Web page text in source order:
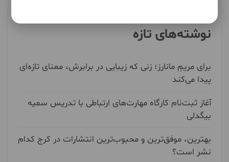
نوشته‌های تازه
برای مریمِ مانارز؛ زنی که زیبایی در برابرش، معنای تازه‌ای
پیدا می‌کند
آغاز ثبت‌نام کارگاه مهارت‌های ارتباطی با تدریس سمیه
بیگدلی
بهترین، موفق‌ترین و محبوب‌ترین انتشارات در کرج کدام
نشر است؟